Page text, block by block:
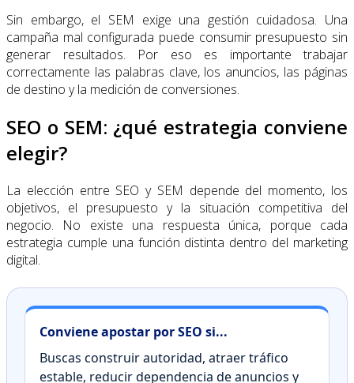
Sin embargo, el SEM exige una gestión cuidadosa. Una
campaña mal configurada puede consumir presupuesto sin
generar resultados. Por eso es importante trabajar
correctamente las palabras clave, los anuncios, las páginas
de destino y la medición de conversiones.
SEO o SEM: ¿qué estrategia conviene
elegir?
La elección entre SEO y SEM depende del momento, los
objetivos, el presupuesto y la situación competitiva del
negocio. No existe una respuesta única, porque cada
estrategia cumple una función distinta dentro del marketing
digital.
Conviene apostar por SEO si...
Buscas construir autoridad, atraer tráfico
estable, reducir dependencia de anuncios y